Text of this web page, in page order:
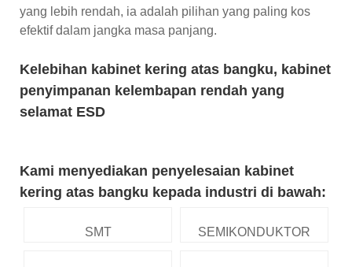
yang lebih rendah, ia adalah pilihan yang paling kos
efektif dalam jangka masa panjang.
Kelebihan kabinet kering atas bangku, kabinet
penyimpanan kelembapan rendah yang
selamat ESD
Kami menyediakan penyelesaian kabinet
kering atas bangku kepada industri di bawah:
SMT SEMIKONDUKTOR